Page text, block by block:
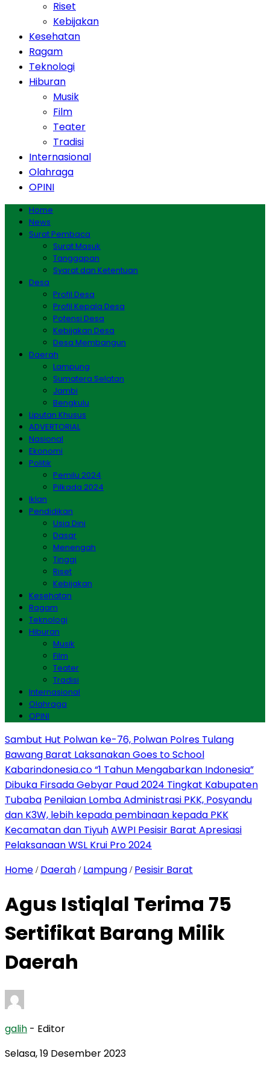
Riset
Kebijakan
Kesehatan
Ragam
Teknologi
Hiburan
Musik
Film
Teater
Tradisi
Internasional
Olahraga
OPINI
Home
News
Surat Pembaca
Surat Masuk
Tanggapan
Syarat dan Ketentuan
Desa
Profil Desa
Profil Kepala Desa
Potensi Desa
Kebijakan Desa
Desa Membangun
Daerah
Lampung
Sumatera Selatan
Jambi
Bengkulu
Liputan Khusus
ADVERTORIAL
Nasional
Ekonomi
Politik
Pemilu 2024
Pilkada 2024
Iklan
Pendidikan
Usia Dini
Dasar
Menengah
Tinggi
Riset
Kebijakan
Kesehatan
Ragam
Teknologi
Hiburan
Musik
Film
Teater
Tradisi
Internasional
Olahraga
OPINI
Sambut Hut Polwan ke-76, Polwan Polres Tulang
Bawang Barat Laksanakan Goes to School
Kabarindonesia.co “1 Tahun Mengabarkan Indonesia”
Dibuka Firsada Gebyar Paud 2024 Tingkat Kabupaten
Tubaba Penilaian Lomba Administrasi PKK, Posyandu
dan K3W, lebih kepada pembinaan kepada PKK
Kecamatan dan TiyuhAWPI Pesisir Barat Apresiasi
Pelaksanaan WSL Krui Pro 2024
Home / Daerah / Lampung / Pesisir Barat
Agus Istiqlal Terima 75
Sertifikat Barang Milik
Daerah
galih - Editor
Selasa, 19 Desember 2023